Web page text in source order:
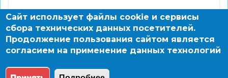
октября 2025(266)
сентября 2025 (176)
августа 2025 (2)
Сайт использует файлы cookie и сервисы
сбора технических данных посетителей.
Продолжение пользования сайтом является
согласием на применение данных технологий